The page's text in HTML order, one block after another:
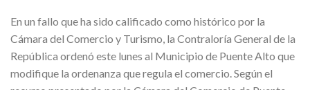
En un fallo que ha sido calificado como histórico por la
Cámara del Comercio y Turismo, la Contraloría General de la
República ordenó este lunes al Municipio de Puente Alto que
modifique la ordenanza que regula el comercio. Según el